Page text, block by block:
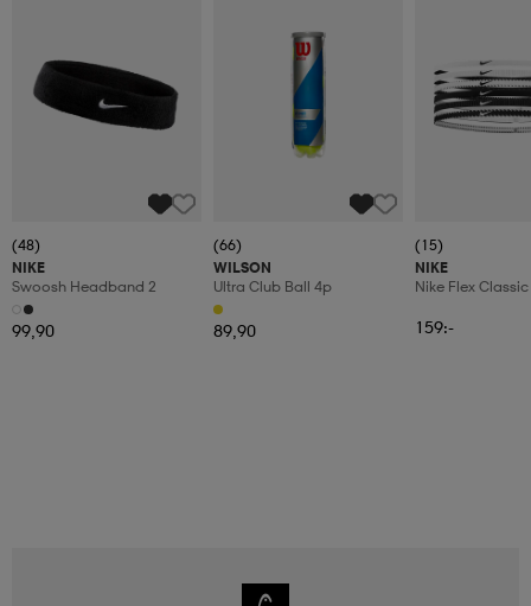
(48)
NIKE
Swoosh Headband 2
99,90
(66)
WILSON
Ultra Club Ball 4p
89,90
(15)
NIKE
Nike Flex
159:-